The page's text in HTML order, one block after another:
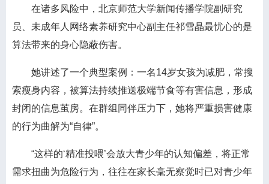
在诸多风险中，北京师范大学新闻传播学院副研究
员、未成年人网络素养研究中心副主任祁雪晶最忧心的是
算法带来的身心隐蔽伤害。
她讲述了一个典型案例：一名14岁女孩为减肥，常搜
索瘦身内容，被算法持续推送极端节食等有害信息，形成
封闭的信息茧房。在群组同伴压力下，她将严重损害健康
的行为曲解为“自律”。
“这样的‘精准投喂’会放大青少年的认知偏差，将正常
需求扭曲为危险行为，往往在家长毫无察觉时已对青少年